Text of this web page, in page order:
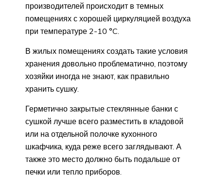
производителей происходит в темных
помещениях с хорошей циркуляцией воздуха
при температуре 2-10 °C.
В жилых помещениях создать такие условия
хранения довольно проблематично, поэтому
хозяйки иногда не знают, как правильно
хранить сушку.
Герметично закрытые стеклянные банки с
сушкой лучше всего разместить в кладовой
или на отдельной полочке кухонного
шкафчика, куда реже всего заглядывают. А
также это место должно быть подальше от
печки или тепло приборов.